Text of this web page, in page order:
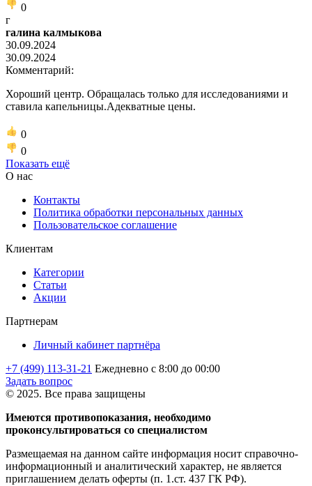
0
г
галина калмыкова
30.09.2024
30.09.2024
Комментарий:
Хороший центр. Обращалась только для исследованиями и
ставила капельницы.Адекватные цены.
0
0
Показать ещё
О нас
Контакты
Политика обработки персональных данных
Пользовательское соглашение
Клиентам
Категории
Статьи
Акции
Партнерам
Личный кабинет партнёра
+7 (499) 113-31-21 Ежедневно с 8:00 до 00:00
Задать вопрос
© 2025. Все права защищены
Имеются противопоказания, необходимо
проконсультироваться со специалистом
Размещаемая на данном сайте информация носит справочно-
информационный и аналитический характер, не является
приглашением делать оферты (п. 1.ст. 437 ГК РФ).